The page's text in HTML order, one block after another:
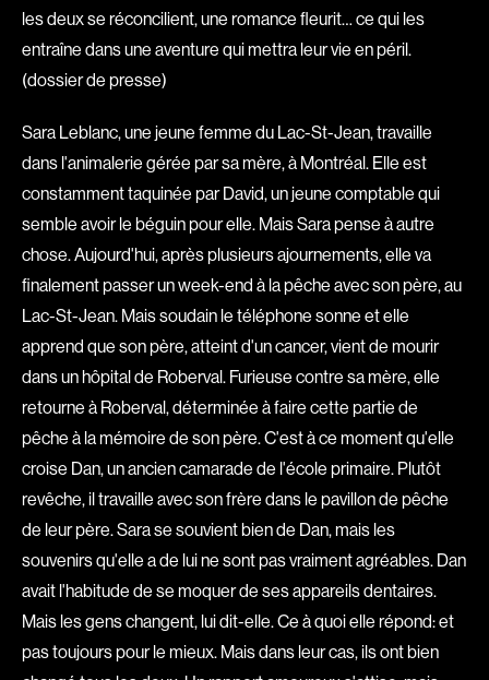
Érotiques
Étudiants
Famille
Fantastiques
Fiction
Musicaux
Policiers
Romantiques
Science-fiction
Sports
Thrillers
Western
Décennies
1960
1970
1980
1990
2000
2010
2020
Réalisateur
(Daniel Grou) Podz
Absa Moussa Sene
les deux se réconcilient, une romance fleurit… ce qui les
entraîne dans une aventure qui mettra leur vie en péril.
(dossier de presse)
Sara Leblanc, une jeune femme du Lac-St-Jean, travaille
dans l'animalerie gérée par sa mère, à Montréal. Elle est
constamment taquinée par David, un jeune comptable qui
semble avoir le béguin pour elle. Mais Sara pense à autre
chose. Aujourd'hui, après plusieurs ajournements, elle va
finalement passer un week-end à la pêche avec son père, au
Lac-St-Jean. Mais soudain le téléphone sonne et elle
apprend que son père, atteint d'un cancer, vient de mourir
dans un hôpital de Roberval. Furieuse contre sa mère, elle
retourne à Roberval, déterminée à faire cette partie de
pêche à la mémoire de son père. C'est à ce moment qu'elle
croise Dan, un ancien camarade de l'école primaire. Plutôt
revêche, il travaille avec son frère dans le pavillon de pêche
de leur père. Sara se souvient bien de Dan, mais les
souvenirs qu'elle a de lui ne sont pas vraiment agréables. Dan
avait l'habitude de se moquer de ses appareils dentaires.
Mais les gens changent, lui dit-elle. Ce à quoi elle répond: et
pas toujours pour le mieux. Mais dans leur cas, ils ont bien